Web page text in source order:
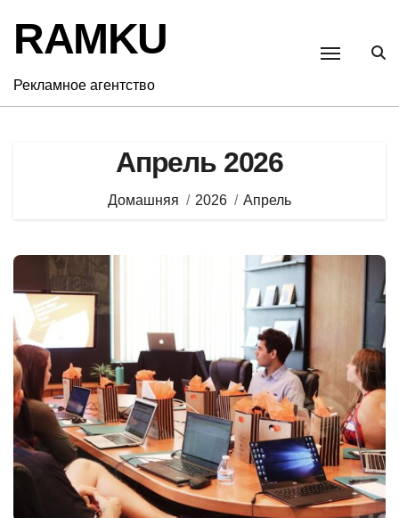
содержанию
RAMKU
Рекламное агентство
Апрель 2026
Домашняя 2026 Апрель